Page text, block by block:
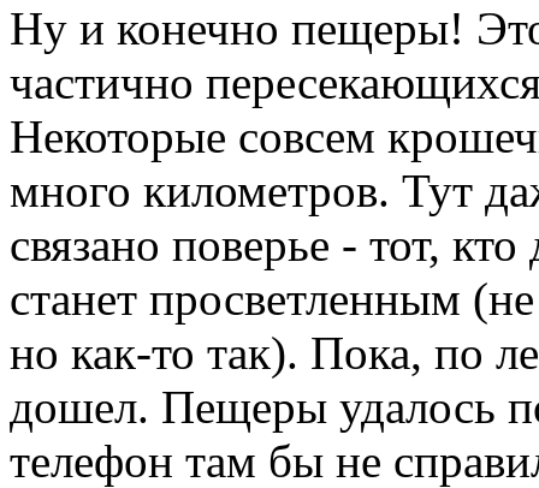
Ну и конечно пещеры!
частично
Некоторые совсем
много километров. Тут
связано поверье - тот,
станет просветленным
но как-то так). Пока, по
дошел. Пещеры удалось
телефон там бы не